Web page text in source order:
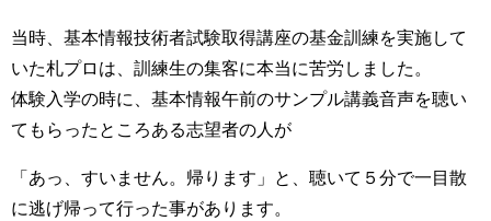
当時、基本情報技術者試験取得講座の基金訓練を実施して
いた札プロは、訓練生の集客に本当に苦労しました。
体験入学の時に、基本情報午前のサンプル講義音声を聴い
てもらったところある志望者の人が
「あっ、すいません。帰ります」と、聴いて５分で一目散
に逃げ帰って行った事があります。